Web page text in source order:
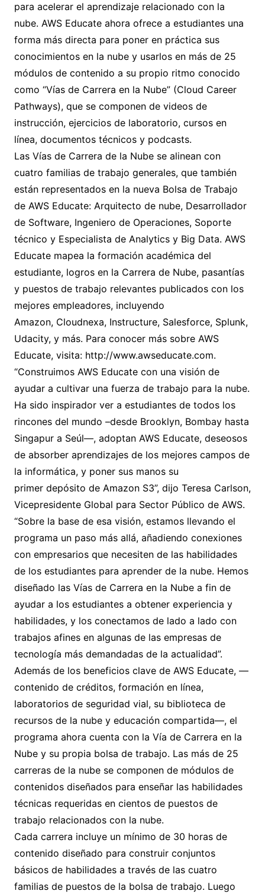
para acelerar el aprendizaje relacionado con la
nube. AWS Educate ahora ofrece a estudiantes una
forma más directa para poner en práctica sus
conocimientos en la nube y usarlos en más de 25
módulos de contenido a su propio ritmo conocido
como “Vías de Carrera en la Nube” (Cloud Career
Pathways), que se componen de videos de
instrucción, ejercicios de laboratorio, cursos en
línea, documentos técnicos y podcasts.
Las Vías de Carrera de la Nube se alinean con
cuatro familias de trabajo generales, que también
están representados en la nueva Bolsa de Trabajo
de AWS Educate: Arquitecto de nube, Desarrollador
de Software, Ingeniero de Operaciones, Soporte
técnico y Especialista de Analytics y Big Data. AWS
Educate mapea la formación académica del
estudiante, logros en la Carrera de Nube, pasantías
y puestos de trabajo relevantes publicados con los
mejores empleadores, incluyendo
Amazon, Cloudnexa, Instructure, Salesforce, Splunk,
Udacity, y más. Para conocer más sobre AWS
Educate, visita: http://www.awseducate.com.
“Construimos AWS Educate con una visión de
ayudar a cultivar una fuerza de trabajo para la nube.
Ha sido inspirador ver a estudiantes de todos los
rincones del mundo –desde Brooklyn, Bombay hasta
Singapur a Seúl—, adoptan AWS Educate, deseosos
de absorber aprendizajes de los mejores campos de
la informática, y poner sus manos su
primer depósito de Amazon S3”, dijo Teresa Carlson,
Vicepresidente Global para Sector Público de AWS.
“Sobre la base de esa visión, estamos llevando el
programa un paso más allá, añadiendo conexiones
con empresarios que necesiten de las habilidades
de los estudiantes para aprender de la nube. Hemos
diseñado las Vías de Carrera en la Nube a fin de
ayudar a los estudiantes a obtener experiencia y
habilidades, y los conectamos de lado a lado con
trabajos afines en algunas de las empresas de
tecnología más demandadas de la actualidad”.
Además de los beneficios clave de AWS Educate, —
contenido de créditos, formación en línea,
laboratorios de seguridad vial, su biblioteca de
recursos de la nube y educación compartida—, el
programa ahora cuenta con la Vía de Carrera en la
Nube y su propia bolsa de trabajo. Las más de 25
carreras de la nube se componen de módulos de
contenidos diseñados para enseñar las habilidades
técnicas requeridas en cientos de puestos de
trabajo relacionados con la nube.
Cada carrera incluye un mínimo de 30 horas de
contenido diseñado para construir conjuntos
básicos de habilidades a través de las cuatro
familias de puestos de la bolsa de trabajo. Luego